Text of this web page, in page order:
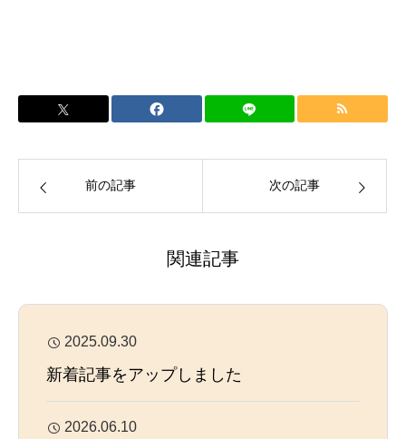
前の記事 次の記事
関連記事
2025.09.30
新着記事をアップしました
2026.06.10